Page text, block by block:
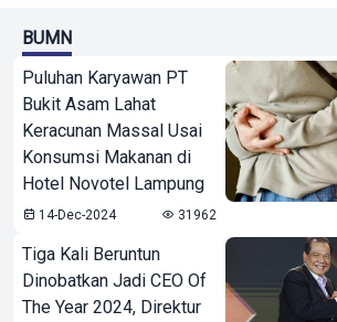
BUMN
Puluhan Karyawan PT
Bukit Asam Lahat
Keracunan Massal Usai
Konsumsi Makanan di
Hotel Novotel Lampung
14-Dec-2024 31962
Tiga Kali Beruntun
Dinobatkan Jadi CEO Of
The Year 2024, Direktur